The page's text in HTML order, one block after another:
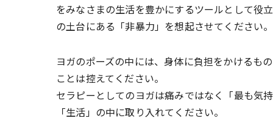
をみなさまの生活を豊かにするツールとして役
の土台にある「非暴力」を想起させてください。
ヨガのポーズの中には、身体に負担をかけるも
ことは控えてください。
セラピーとしてのヨガは痛みではなく「最も気
「生活」の中に取り入れてください。